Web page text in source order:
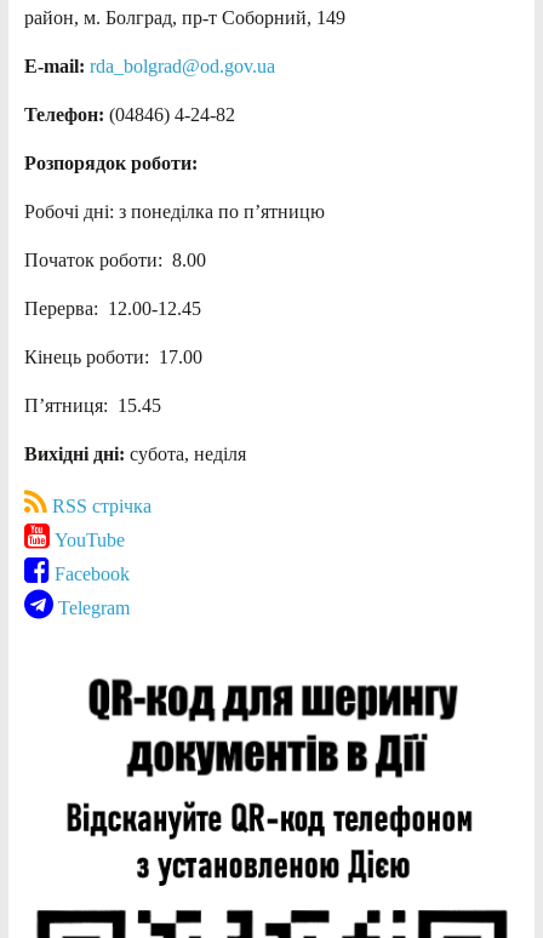
район, м. Болград, пр-т Соборний, 149
E-mail: rda_bolgrad@od.gov.ua
Телефон: (04846) 4-24-82
Розпорядок роботи:
Робочі дні: з понеділка по п’ятницю
Початок роботи: 8.00
Перерва: 12.00-12.45
Кінець роботи: 17.00
П’ятниця: 15.45
Вихідні дні: субота, неділя
RSS стрічка
YouTube
Facebook
Telegram